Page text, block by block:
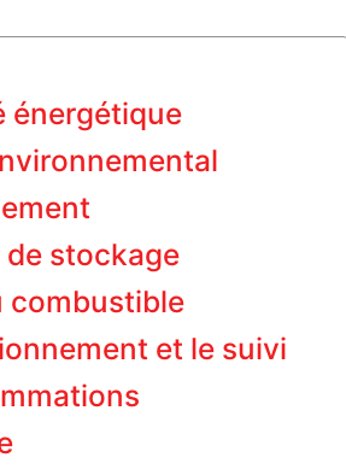
énergétique
de stockage
combustible
et le suivi